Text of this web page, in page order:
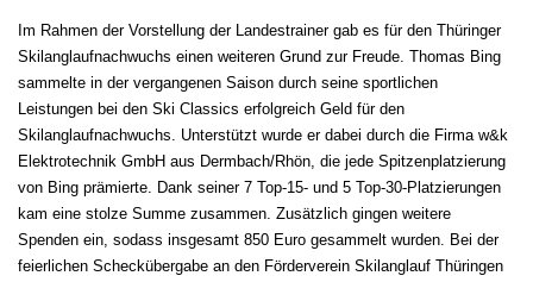
Im Rahmen der Vorstellung der Landestrainer gab es für den Thüringer
Skilanglaufnachwuchs einen weiteren Grund zur Freude. Thomas Bing
sammelte in der vergangenen Saison durch seine sportlichen
Leistungen bei den Ski Classics erfolgreich Geld für den
Skilanglaufnachwuchs. Unterstützt wurde er dabei durch die Firma w&k
Elektrotechnik GmbH aus Dermbach/Rhön, die jede Spitzenplatzierung
von Bing prämierte. Dank seiner 7 Top-15- und 5 Top-30-Platzierungen
kam eine stolze Summe zusammen. Zusätzlich gingen weitere
Spenden ein, sodass insgesamt 850 Euro gesammelt wurden. Bei der
feierlichen Scheckübergabe an den Förderverein Skilanglauf Thüringen